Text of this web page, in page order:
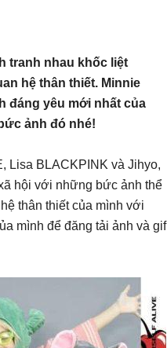
tranh nhau khốc liệt
hệ thân thiết. Minnie
đáng yêu mới nhất của
ảnh đó nhé!
Lisa BLACKPINK và Jihyo,
hội với những bức ảnh thể
thân thiết của mình với
mình để đăng tải ảnh và gif